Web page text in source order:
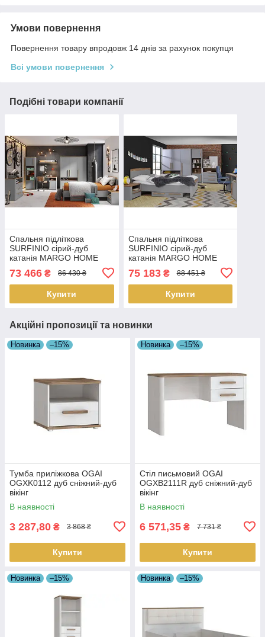
Умови повернення
Повернення товару впродовж 14 днів за рахунок покупця
Всі умови повернення
Подібні товари компанії
Спальня підліткова
SURFINIO сірий-дуб
катанія MARGO HOME
73 466 ₴ 86 430 ₴
Купити
Спальня підліткова
SURFINIO сірий-дуб
катанія MARGO HOME
75 183₴ 88 451 ₴
Купити
Акційні пропозиції та новинки
Новинка –15%
Тумба приліжкова OGAI
OGXK0112 дуб сніжний-дуб
вікінг
В наявності
3 287,80 ₴ 3 868 ₴
Купити
Новинка –15%
Стіл письмовий OGAI
OGXB2111R дуб сніжний-дуб
вікінг
В наявності
6 571,35 ₴ 7 731 ₴
Купити
Новинка –15% Новинка –15%